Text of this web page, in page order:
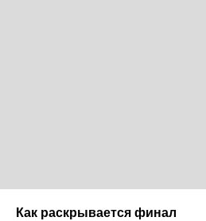
Как раскрывается финал